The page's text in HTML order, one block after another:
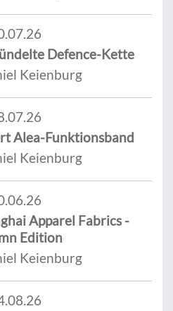
Defence-Kette
Keienburg
Alea-Funktionsband
Keienburg
Apparel Fabrics -
Edition
Keienburg